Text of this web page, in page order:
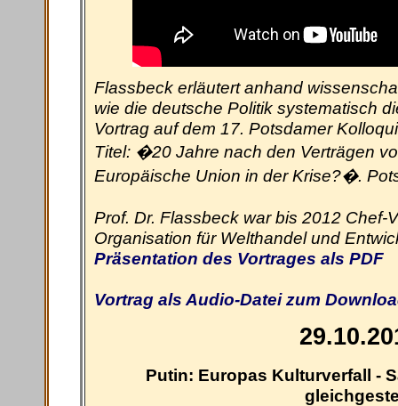
Flassbeck erläutert anhand
wie die deutsche Politik systematisch
Vortrag auf dem 17. Potsdamer
Titel: �20 Jahre nach den Verträgen
Europäische Union in der Krise?�.
Prof. Dr. Flassbeck war bis 2012 Chef-
Organisation für Welthandel und
Präsentation des Vortrages als PDF
Vortrag als Audio-Datei zum
Putin: Europas Kulturverfall -